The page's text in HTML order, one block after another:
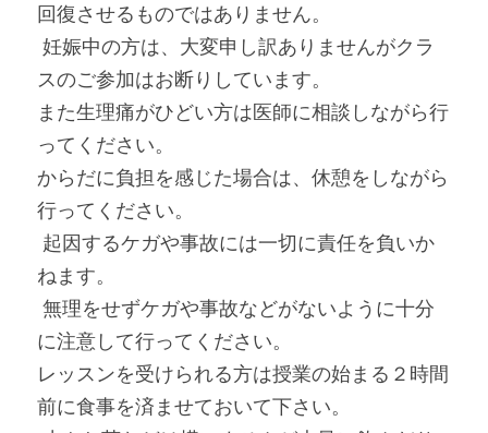
回復させるものではありません。
スのご参加はお断りしています。
また生理痛がひどい方は医師に相談しながら行
ってください。
からだに負担を感じた場合は、休憩をしながら
行ってください。
ねます。
に注意して行ってください。
レッスンを受けられる方は授業の始まる２時間
前に食事を済ませておいて下さい。